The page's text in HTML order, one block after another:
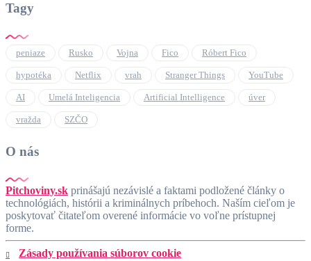
Tagy
peniaze Rusko Vojna Fico Róbert Fico
hypotéka Netflix vrah Stranger Things YouTube
AI Umelá Inteligencia Artificial Intelligence úver
vražda SZČO
O nás
Pitchoviny.sk prinášajú nezávislé a faktami podložené články o
technológiách, histórii a kriminálnych príbehoch. Naším cieľom je
poskytovať čitateľom overené informácie vo voľne prístupnej
forme.
Zásady používania súborov cookie